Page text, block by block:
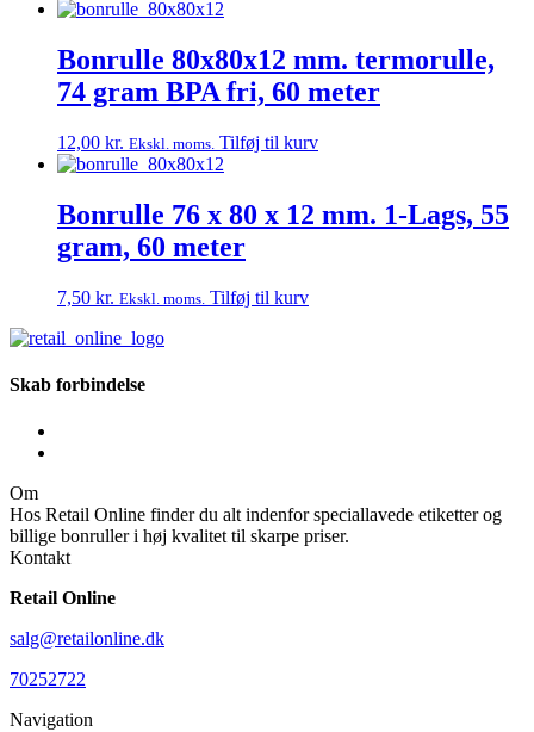
Bonrulle 80x80x12 mm. termorulle,
74 gram BPA fri, 60 meter
12,00 kr. Ekskl. moms. Tilføj til kurv
Bonrulle 76 x 80 x 12 mm. 1-Lags, 55
gram, 60 meter
7,50 kr. Ekskl. moms. Tilføj til kurv
Skab forbindelse
Om
Hos Retail Online finder du alt indenfor speciallavede etiketter og
billige bonruller i høj kvalitet til skarpe priser.
Kontakt
Retail Online
salg@retailonline.dk
70252722
Navigation